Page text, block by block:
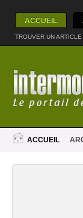
ACCUEIL
TROUVER UN
ACCUEIL